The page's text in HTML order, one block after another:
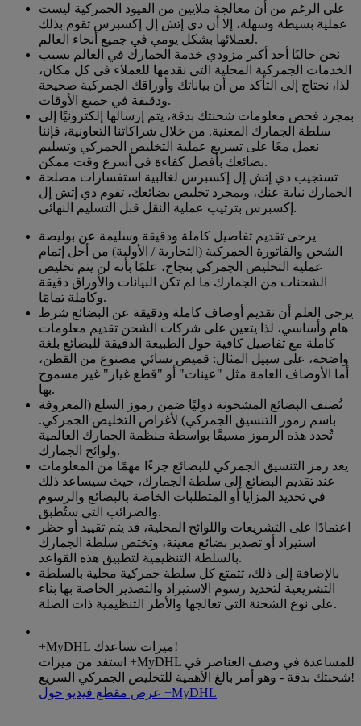
على الرغم من أن معالجة ملايين من القيود الجمركية ليست
عملية بسيطة وسهلة، إلا أن دي إتش إل إكسبرس تقوم بذلك
لعملائها بشكل يومي في جميع أنحاء العالم.
نحن حاليًا أحد أكبر مزودي خدمة الجمارك في العالم بسبب
الخدمات الجمركية المحلية التي نقدمها للعملاء في كل مكان،
لذا، نحتاج إلى التأكد من أن بياناتك وأوراقك الجمركية صحيحة
ودقيقة في جميع الأوقات.
بمجرد فحص معلومات شحنتك بدقة، يتم إرسالها إلكترونيًا إلى
سلطة الجمارك المعنية. من خلال شراكاتنا التعاونية، فإننا
نعمل معًا على تسريع عملية التخليص الجمركي وتسليم
بضائعك بأفضل كفاءة في أسرع وقت ممكن.
تستجيب دي إتش إل إكسبرس لغالبية استفسارات مصلحة
الجمارك نيابة عنك، وبمجرد تخليص بضائعك، تقوم دي إتش إل
إكسبرس بترتيب عملية النقل قبل التسليم النهائي.
يرجى تقديم تفاصيل كاملة ودقيقة وسليمة عن بوليصة
الشحن والفاتورة الجمركية (التجارية / الأولية) من أجل إتمام
عملية التخليص الجمركي بنجاح، علمًا بأنه لن يتم تخليص
الشحنات من الجمارك ما لم تكن البيانات والأوراق دقيقة
وكاملة تمامًا.
يرجى العلم أن تقديم أوصاف كاملة ودقيقة عن البضائع شرط
هام وأساسي، لذا يتعين على شركات الشحن تقديم معلومات
كاملة مع تفاصيل كافية حول الطبيعة الدقيقة للبضائع بلغة
واضحة، على سبيل المثال: قميص نسائي مصنوع من القطن،
أما الأوصاف العامة مثل "عينات" أو "قطع غيار" غير مسموح
بها.
تُصنف البضائع المشحونة دوليًا ضمن رموز السلع (المعروفة
باسم رموز التنسيق الجمركي) لأغراض التخليص الجمركي.
تُحدد هذه الرموز مسبقًا بواسطة منظمة الجمارك العالمية
ولوائح الجمارك.
يعد رمز التنسيق الجمركي للبضائع جزءًا مهمًا من المعلومات
عند تقديم البضائع إلى سلطة الجمارك، حيث سيساعد ذلك
في تحديد المزايا أو المتطلبات الخاصة بالبضائع والرسوم
والضرائب التي ستُطبق.
اعتمادًا على التشريعات واللوائح المحلية، قد يتم تقييد أو حظر
استيراد أو تصدير بضائع معينة، وتختص سلطة الجمارك
بالسلطة التنظيمية لتطبيق هذه القواعد.
بالإضافة إلى ذلك، تتمتع كل سلطة جمركية محلية بالسلطة
التشريعية لتحديد رسوم الاستيراد والتصدير الخاصة بها بناء
على نوع الشحنة التي تعالجها والأطر التنظيمية ذات الصلة.
+MyDHL ميزات تساعدك!
استفد من ميزات +MyDHL للمساعدة في وصف العناصر في
شحنتك بدقة - وهو أمر بالغ الأهمية للتخليص الجمركي السريع!
عرض مقطع فيديو حول +MyDHL